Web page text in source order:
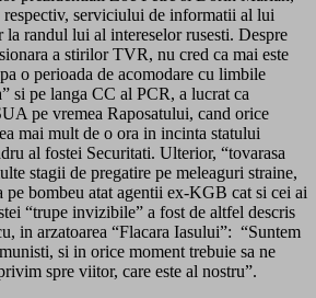
serviciului de informatii al lui
randul lui al intereselor rusesti. Despre
a stirilor TVR, nu cred ca mai este
o perioada de acomodare cu limbile
si pe langa CC al PCR, a lucrat ca
pe vremea Raposatului, cand orice
mai mult de o ora in incinta statului
al fostei Securitati. Ulterior, “tovarasa
stagii de pregatire pe meleaguri straine,
pe bombeu atat agentii ex-KGB cat si cei ai
“trupe invizibile” a fost de altfel descris
in arzatoarea “Flacara Iasului”: “Suntem
si in orice moment trebuie sa ne
spre viitor, care este al nostru”.